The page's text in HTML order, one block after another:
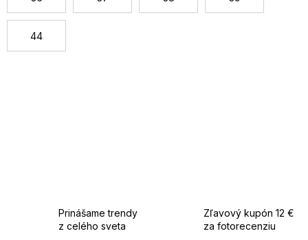
44
Prinášame trendy
z celého sveta
Zľavový kupón 12 €
za fotorecenziu